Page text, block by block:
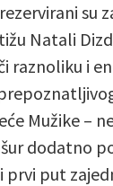
su
Natali
raznoliku i
Mužike –
dodatno
prvi put